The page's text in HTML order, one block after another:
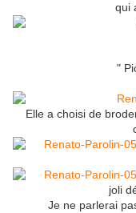
qui
"
Elle a choisi de
joli
Je ne parlerai